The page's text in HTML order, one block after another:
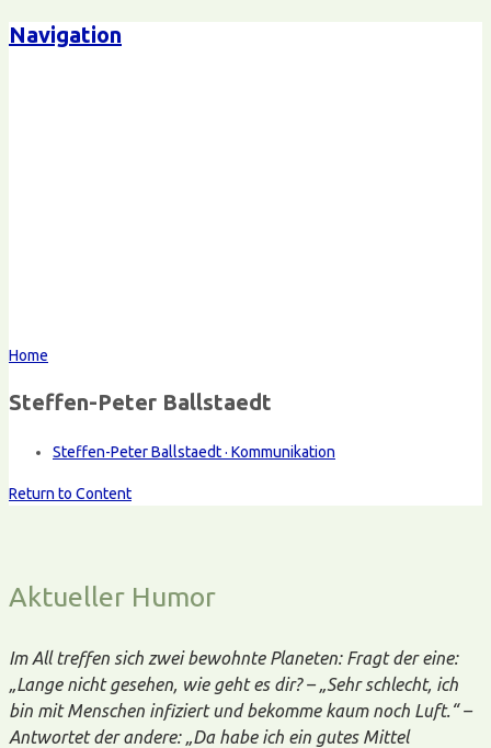
Navigation
Home
Steffen-Peter Ballstaedt
Steffen-Peter Ballstaedt · Kommunikation
Return to Content
Aktueller Humor
Im All treffen sich zwei bewohnte Planeten: Fragt der eine:
„Lange nicht gesehen, wie geht es dir? – „Sehr schlecht, ich
bin mit Menschen infiziert und bekomme kaum noch Luft.“ –
Antwortet der andere: „Da habe ich ein gutes Mittel